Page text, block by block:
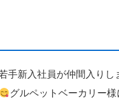
手新入社員が仲間入りし
グルペットベーカリー様にて、出入口へのエアーカーテン